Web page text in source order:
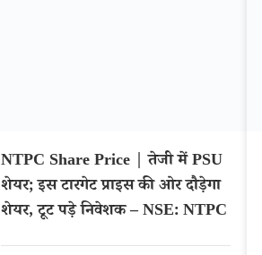
NTPC Share Price | तेजी में PSU
शेयर; इस टारगेट प्राइस की ओर दौड़ेगा
शेयर, टूट पड़े निवेशक – NSE: NTPC